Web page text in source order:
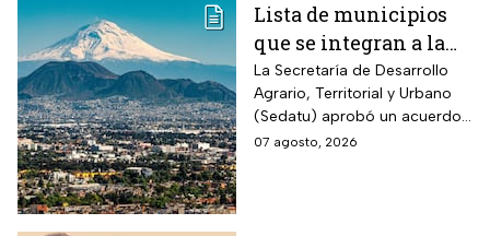
Lista de municipios
que se integran a la
Zona Metropolitana
del Valle de México
La Secretaría de Desarrollo
Agrario, Territorial y Urbano
(Sedatu) aprobó un acuerdo
para que se integren más
07 agosto, 2026